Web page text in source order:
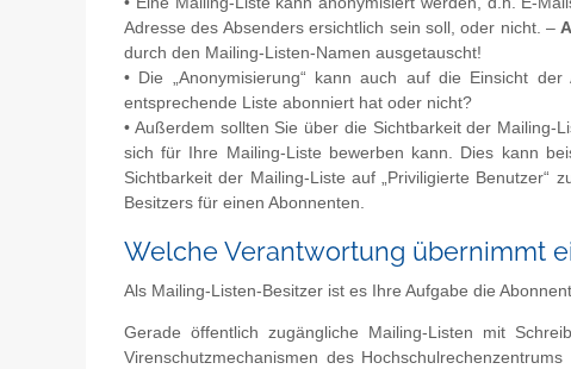
Adresse des Absenders ersichtlich sein soll, oder nicht. –
durch den Mailing-Listen-Namen ausgetauscht!
• Die „Anonymisierung“ kann auch auf die Einsicht
entsprechende Liste abonniert hat oder nicht?
• Außerdem sollten Sie über die Sichtbarkeit der
sich für Ihre Mailing-Liste bewerben kann. Dies kann
Sichtbarkeit der Mailing-Liste auf „Priviligierte
Besitzers für einen Abonnenten.
Welche Verantwortung übernimmt
Als Mailing-Listen-Besitzer ist es Ihre Aufgabe die
Gerade öffentlich zugängliche Mailing-Listen mit
Virenschutzmechanismen des